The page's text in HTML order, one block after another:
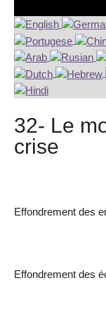
32- Le
crise
Effondrement des
Effondrement des